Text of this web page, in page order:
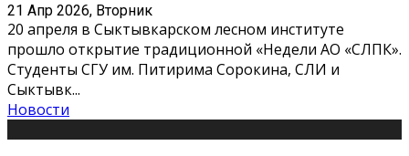
21 Апр 2026, Вторник
20 апреля в Сыктывкарском лесном институте
прошло открытие традиционной «Недели АО «СЛПК».
Студенты СГУ им. Питирима Сорокина, СЛИ и
Сыктывк...
Новости